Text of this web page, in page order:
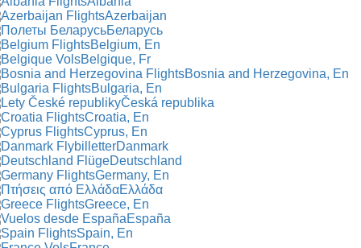
Azerbaijan
Беларусь
Belgium, En
Belgique, Fr
Bosnia and Herzegovina, En
Bulgaria, En
Česká republika
Croatia, En
Cyprus, En
Danmark
Deutschland
Germany, En
Ελλάδα
Greece, En
España
Spain, En